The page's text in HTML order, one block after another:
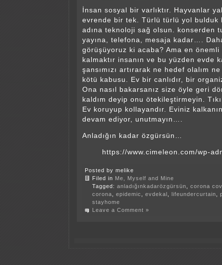
İnsan sosyal bir varlıktır. Hayvanlar
evrende bir tek. Türlü türlü yol bulduk
adına teknoloji sağ olsun. konserden
yayına, telefona, mesaja kadar….
görüşüyoruz ki acaba? Ama en önemli
kalmaktır insanın ve bu yüzden evde
şansımızı artırarak ne hedef olalım
kötü kabusu. Ev bir canlıdır, bir
Ona nasıl bakarsanız size öyle geri
kaldım deyip onu ötekileştirmeyin.
Ev koruyup kollayandır. Eviniz
devam ediyor, unutmayın….
Anladığın kadar özgürsün…
https://www.cimeleon.com/wp-
Posted by melike
Filed in Me, Myself and Mine
Tagged: anladığınkadarözgürsün
corona
corona
epidemic evdekal lifeundercurtain
stayhome
Leave a Comment »